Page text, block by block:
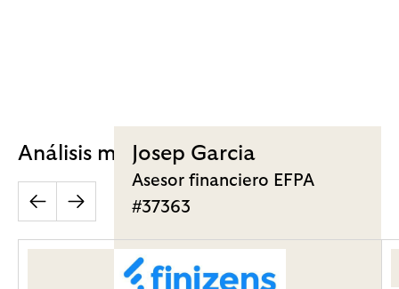
Josep Garcia
Asesor financiero EFPA
#37363
Saber más
Análisis más populares